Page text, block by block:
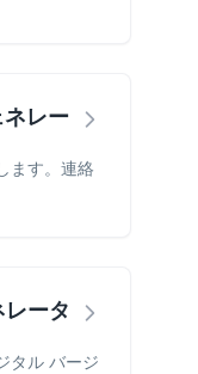
レー
ます。連絡
ータ
タル バージ